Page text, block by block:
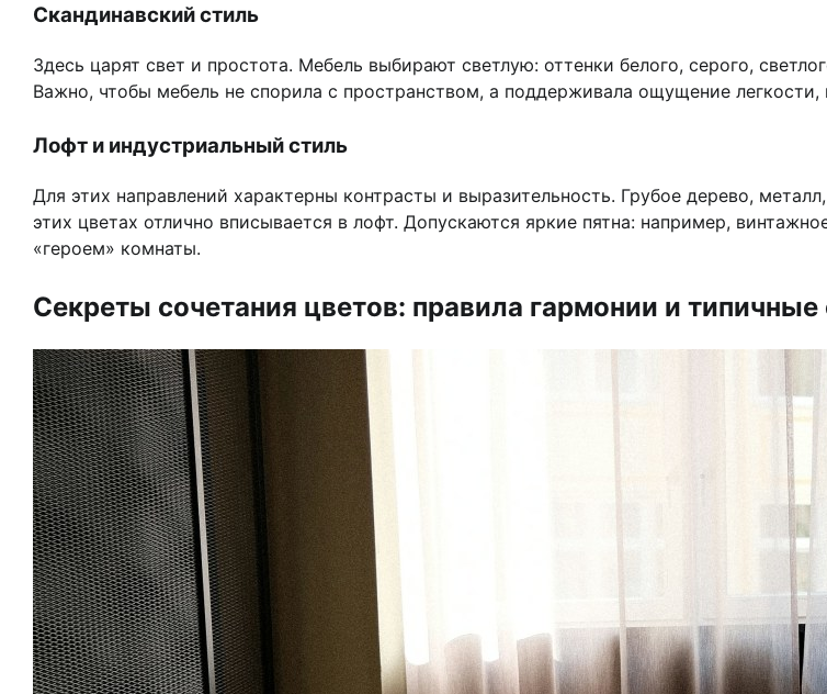
Скандинавский стиль
Здесь царят свет и простота. Мебель выбирают светлую: оттенки белого, серого,
Важно, чтобы мебель не спорила с пространством, а поддерживала ощущение
Лофт и индустриальный стиль
Для этих направлений характерны контрасты и выразительность. Грубое дерево,
этих цветах отлично вписывается в лофт. Допускаются яркие пятна: например,
«героем» комнаты.
Секреты сочетания цветов: правила гармонии и